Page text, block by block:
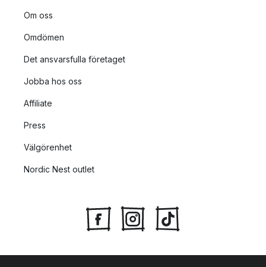
Om oss
Omdömen
Det ansvarsfulla företaget
Jobba hos oss
Affiliate
Press
Välgörenhet
Nordic Nest outlet